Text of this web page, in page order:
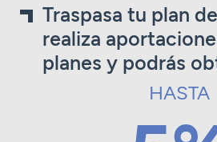
Traspasa tu plan
realiza
planes y podrás
HASTA